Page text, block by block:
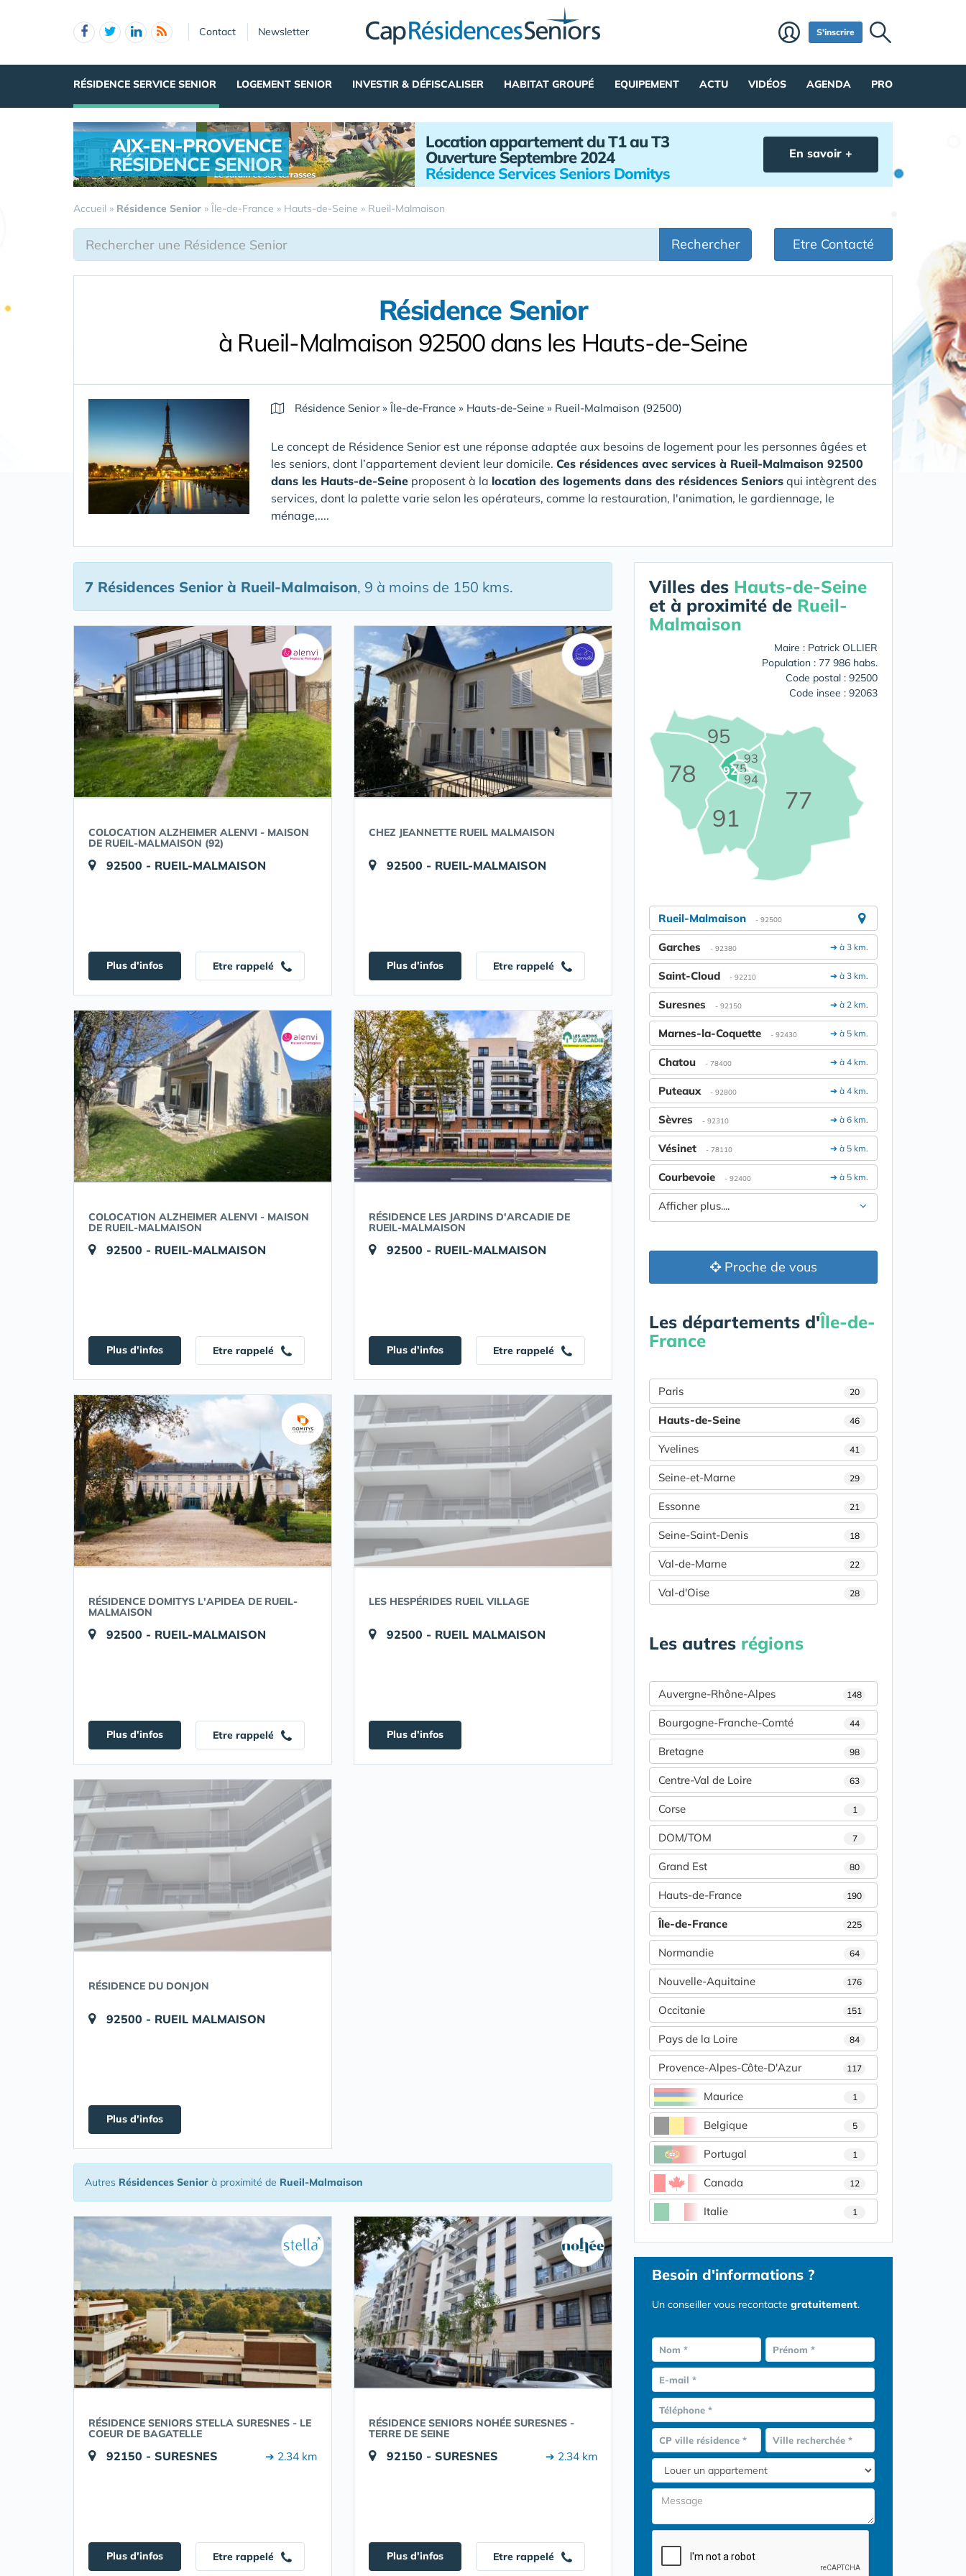
Contact Newsletter S'inscrire
RÉSIDENCE SERVICE SENIOR LOGEMENT SENIOR INVESTIR & DÉFISCALISER HABITAT GROUPÉ EQUIPEMENT ACTU VIDÉOS AGENDA PRO
AIX-EN-PROVENCE
RÉSIDENCE SENIOR
Location appartement du T1 au T3
Ouverture Septembre 2024
Résidence Services Seniors Domitys
En savoir +
Accueil » Résidence Senior » Île-de-France » Hauts-de-Seine » Rueil-Malmaison
Rechercher Etre Contacté
Résidence Senior
à Rueil-Malmaison 92500 dans les Hauts-de-Seine
Résidence Senior»Île-de-France » Hauts-de-Seine » Rueil-Malmaison (92500)
Le concept de Résidence Senior est une réponse adaptée aux besoins de logement pour les personnes âgées et
les seniors, dont l’appartement devient leur domicile. Ces résidences avec services à Rueil-Malmaison 92500
dans les Hauts-de-Seine proposent à la location des logements dans des résidences Seniors qui intègrent des
services, dont la palette varie selon les opérateurs, comme la restauration, l'animation, le gardiennage, le
ménage,....
7 Résidences Seniorà Rueil-Malmaison, 9 à moins de 150 kms.
COLOCATION ALZHEIMER ALENVI - MAISON
DE RUEIL-MALMAISON (92)
92500 - RUEIL-MALMAISON
Plus d'infos Etre rappelé
CHEZ JEANNETTE RUEIL MALMAISON
92500 - RUEIL-MALMAISON
Plus d'infos Etre rappelé
COLOCATION ALZHEIMER ALENVI - MAISON
DE RUEIL-MALMAISON
92500 - RUEIL-MALMAISON
Plus d'infos Etre rappelé
RÉSIDENCE LES JARDINS D'ARCADIE DE
RUEIL-MALMAISON
92500 - RUEIL-MALMAISON
Plus d'infos Etre rappelé
RÉSIDENCE DOMITYS L'APIDEA DE RUEIL-
MALMAISON
92500 - RUEIL-MALMAISON
Plus d'infos Etre rappelé
LES HESPÉRIDES RUEIL VILLAGE
92500 - RUEIL MALMAISON
Plus d'infos
RÉSIDENCE DU DONJON
92500 - RUEIL MALMAISON
Plus d'infos
Autres Résidences Senior à proximité de Rueil-Malmaison
RÉSIDENCE SENIORS STELLA SURESNES - LE
COEUR DE BAGATELLE
92150 - SURESNES ➔ 2.34 km
Plus d'infos Etre rappelé
RÉSIDENCE SENIORS NOHÉE SURESNES -
TERRE DE SEINE
92150 - SURESNES ➔ 2.34 km
Plus d'infos Etre rappelé
Villes des Hauts-de-Seine
et à proximité de Rueil-
Malmaison
Maire : Patrick OLLIER
Population : 77 986 habs.
Code postal : 92500
Code insee : 92063
75
77
78
91
92
93
94
95
Rueil-Malmaison - 92500
➔ à 3 km.
Garches - 92380
➔ à 3 km.
Saint-Cloud - 92210
➔ à 2 km.
Suresnes - 92150
➔ à 5 km.
Marnes-la-Coquette - 92430
➔ à 4 km.
Chatou - 78400
➔ à 4 km.
Puteaux - 92800
➔ à 6 km.
Sèvres - 92310
➔ à 5 km.
Vésinet - 78110
➔ à 5 km.
Courbevoie - 92400
Afficher plus....
Proche de vous
Les départements d'Île-de-
France
Paris 20
Hauts-de-Seine 46
Yvelines 41
Seine-et-Marne 29
Essonne 21
Seine-Saint-Denis 18
Val-de-Marne 22
Val-d'Oise 28
Les autres régions
Auvergne-Rhône-Alpes 148
Bourgogne-Franche-Comté 44
Bretagne 98
Centre-Val de Loire 63
Corse 1
DOM/TOM 7
Grand Est 80
Hauts-de-France 190
Île-de-France 225
Normandie 64
Nouvelle-Aquitaine 176
Occitanie 151
Pays de la Loire 84
Provence-Alpes-Côte-D'Azur 117
Maurice 1
Belgique 5
Portugal 1
Canada 12
Italie 1
Besoin d'informations ?
Un conseiller vous recontacte gratuitement.
Nom * Prénom *
E-mail *
Téléphone *
CP ville résidence * Ville recherchée *